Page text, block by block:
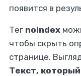
появится в
Тег noindex
чтобы скрыть
странице.
Текст,